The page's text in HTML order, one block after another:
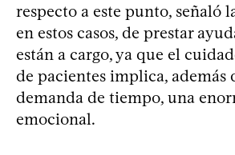
respecto a este punto, señaló
en estos casos, de prestar
están a cargo, ya que el
de pacientes implica, además
demanda de tiempo, una
emocional.